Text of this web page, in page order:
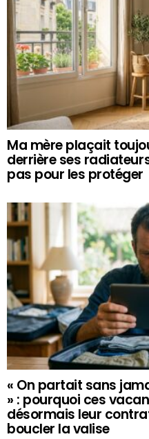
Ma mère plaçait
derrière ses
pas pour les protéger
« On partait sans
» : pourquoi ces
désormais leur
boucler la valise